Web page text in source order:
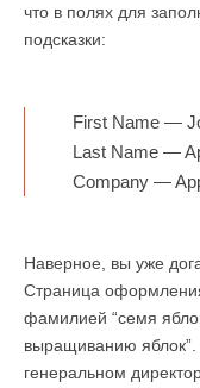
что в полях для
подсказки:
First Name —
Last Name —
Company —
Наверное, вы уже
Страница
фамилией “семя
выращиванию
генеральном